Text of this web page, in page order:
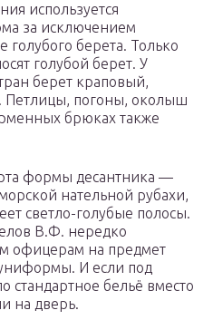
используется
за исключением
голубого берета. Только
голубой берет. У
берет краповый,
погоны, околыш
брюках также
формы десантника —
нательной рубахи,
светло-голубые полосы.
В.Ф. нередко
офицерам на предмет
И если под
бельё вместо
на дверь.